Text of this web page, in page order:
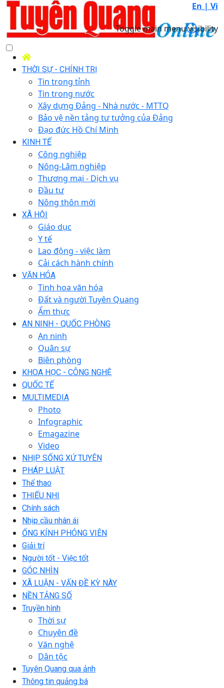
En | Vi
Toggle main menu visibility
THỜI SỰ - CHÍNH TRỊ
Tin trong tỉnh
Tin trong nước
Xây dựng Đảng - Nhà nước - MTTQ
Bảo vệ nền tảng tư tưởng của Đảng
Đạo đức Hồ Chí Minh
KINH TẾ
Công nghiệp
Nông-Lâm nghiệp
Thương mại - Dịch vụ
Đầu tư
Nông thôn mới
XÃ HỘI
Giáo dục
Y tế
Lao động - việc làm
Cải cách hành chính
VĂN HÓA
Tinh hoa văn hóa
Đất và người Tuyên Quang
Ẩm thực
AN NINH - QUỐC PHÒNG
An ninh
Quân sự
Biên phòng
KHOA HỌC - CÔNG NGHỆ
QUỐC TẾ
MULTIMEDIA
Photo
Infographic
Emagazine
Video
NHỊP SỐNG XỨ TUYÊN
PHÁP LUẬT
Thể thao
THIẾU NHI
Chính sách
Nhịp cầu nhân ái
ỐNG KÍNH PHÓNG VIÊN
Giải trí
Người tốt - Việc tốt
GÓC NHÌN
XÃ LUẬN - VẤN ĐỀ KỲ NÀY
NỀN TẢNG SỐ
Truyền hình
Thời sự
Chuyên đề
Văn nghệ
Dân tộc
Tuyên Quang qua ảnh
Thông tin quảng bá